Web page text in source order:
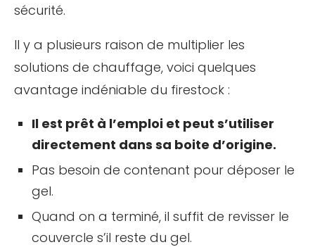
sécurité.
Il y a plusieurs raison de multiplier les
solutions de chauffage, voici quelques
avantage indéniable du firestock :
Il est prêt à l’emploi et peut s’utiliser
directement dans sa boite d’origine.
Pas besoin de contenant pour déposer le
gel.
Quand on a terminé, il suffit de revisser le
couvercle s’il reste du gel.